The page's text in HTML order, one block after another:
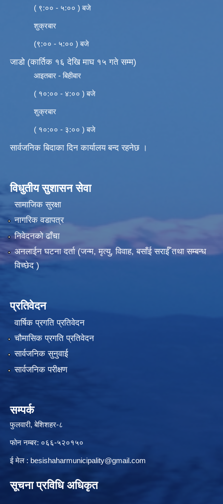
( ९:०० - ५:०० ) बजे
शुक्रबार
(९:०० - ५:०० ) बजे
जाडो (कार्तिक १६ देखि माघ १५ गते सम्म)
आइतबार - बिहीबार
( १०:०० - ४:०० ) बजे
शुक्रबार
( १०:०० - ३:०० ) बजे
सार्वजनिक बिदाका दिन कार्यालय बन्द रहनेछ ।
विधुतीय सुशासन सेवा
सामाजिक सुरक्षा
नागरिक वडापत्र
निवेदनको ढाँचा
अनलाईन घटना दर्ता (जन्म, मृत्यु, विवाह, बसाँई सराईँ तथा सम्बन्ध
विच्छेद )
प्रतिवेदन
वार्षिक प्रगति प्रतिवेदन
चौमासिक प्रगति प्रतिवेदन
सार्वजनिक सुनुवाई
सार्वजनिक परीक्षण
सम्पर्क
फुलवारी, बेशिशहर-८
फोन नम्बर: ०६६-५२०१५०
ई मेल : besishaharmunicipality@gmail.com
सूचना प्रविधि अधिकृत